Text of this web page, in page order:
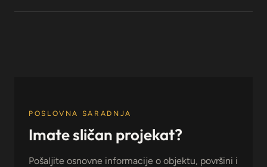
POSLOVNA SARADNJA
Imate sličan projekat?
Pošaljite osnovne informacije o objektu, površini i